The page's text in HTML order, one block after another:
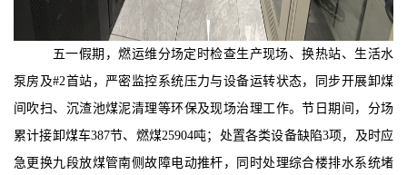
五一假期，燃运维分场定时检查生产现场、换热站、生活水
泵房及#2首站，严密监控系统压力与设备运转状态，同步开展卸煤
间吹扫、沉渣池煤泥清理等环保及现场治理工作。节日期间，分场
累计接卸煤车387节、燃煤25904吨；处置各类设备缺陷3项，及时应
急更换九段放煤管南侧故障电动推杆，同时处理综合楼排水系统堵